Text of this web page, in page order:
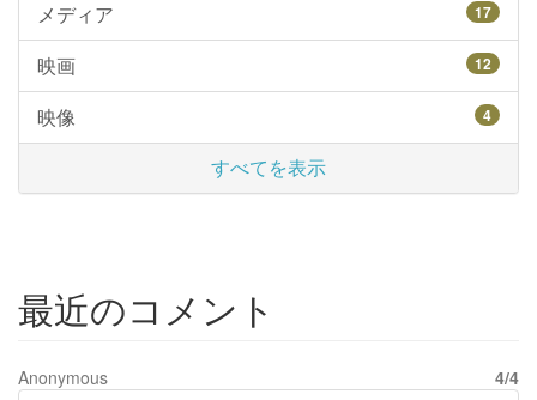
メディア 17
映画 12
映像 4
すべてを表示
最近のコメント
4/4
Anonymous